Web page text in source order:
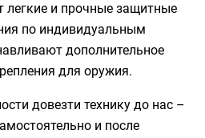
легкие и прочные защитные
по индивидуальным
дополнительное
для оружия.
довезти технику до нас –
и после